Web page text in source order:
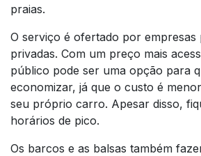
praias.
O serviço é ofertado por empresas
privadas. Com um preço mais
público pode ser uma opção para
economizar, já que o custo é
seu próprio carro. Apesar disso,
horários de pico.
Os barcos e as balsas também